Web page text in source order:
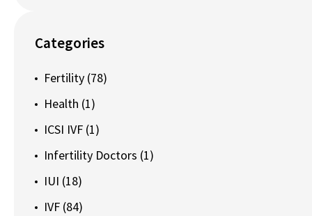
Categories
Fertility (78)
Health (1)
ICSI IVF (1)
Infertility Doctors (1)
IUI (18)
IVF (84)